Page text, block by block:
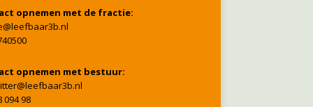
opnemen met de fractie:
opnemen met bestuur:
094 98